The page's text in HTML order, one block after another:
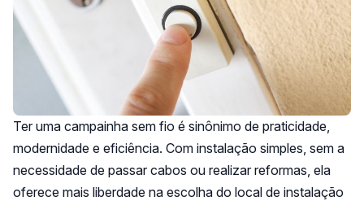
Ter uma campainha sem fio é sinônimo de praticidade,
modernidade e eficiência. Com instalação simples, sem a
necessidade de passar cabos ou realizar reformas, ela
oferece mais liberdade na escolha do local de instalação